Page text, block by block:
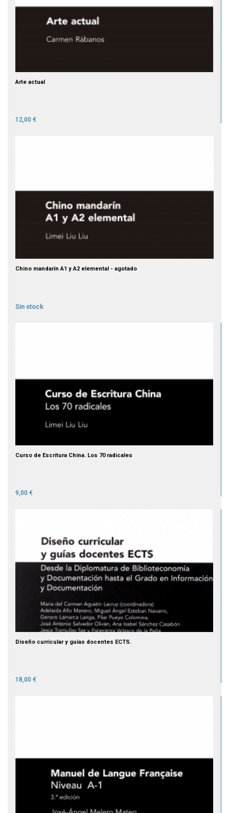
Arte actual
12,00 €
Chino mandarín A1 y A2 elemental - agotado
Sin stock
Curso de Escritura China. Los 70 radicales
9,00 €
Diseño curricular y guías docentes ECTS.
18,00 €